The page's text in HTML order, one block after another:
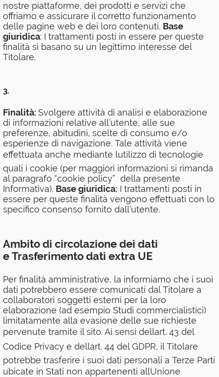
nostre piattaforme, dei prodotti e servizi che
offriamo e assicurare il corretto funzionamento
delle pagine web e dei loro contenuti. Base
giuridica: I trattamenti posti in essere per queste
finalità si basano su un legittimo interesse del
Titolare.
3.
Finalità:Svolgere attività di analisi e elaborazione
di informazioni relative all’utente, alle sue
preferenze, abitudini, scelte di consumo e/o
esperienze di navigazione. Tale attività viene
effettuata anche mediante lutilizzo di tecnologie
quali i cookie (per maggiori informazioni si rimanda
al paragrafo “cookie policy” della presente
Informativa). Base giuridica: I trattamenti posti in
essere per queste finalità vengono effettuati con lo
specifico consenso fornito dall’utente.
Ambito di circolazione dei dati
e Trasferimento dati extra UE
Per finalità amministrative, la informiamo che i suoi
dati potrebbero essere comunicati dal Titolare a
collaboratori soggetti esterni per la loro
elaborazione (ad esempio Studi commercialistici)
limitatamente alla evasione delle sue richieste
pervenute tramite il sito. Ai sensi dellart. 43 del
Codice Privacy e dellart. 44 del GDPR, il Titolare
potrebbe trasferire i suoi dati personali a Terze Parti
ubicate in Stati non appartenenti allUnione